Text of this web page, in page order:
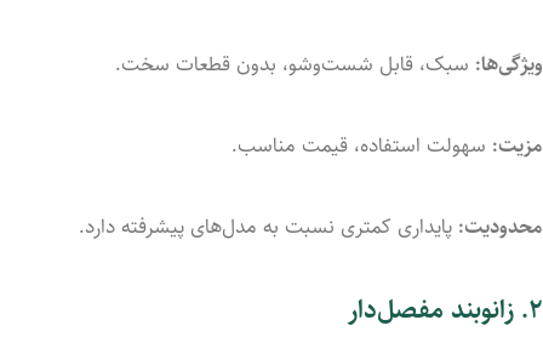
ویژگی‌ها: سبک، قابل شست‌وشو، بدون قطعات سخت.
مزیت: سهولت استفاده، قیمت مناسب.
محدودیت: پایداری کمتری نسبت به مدل‌های پیشرفتهدارد.
۲. زانوبند مفصل‌دار